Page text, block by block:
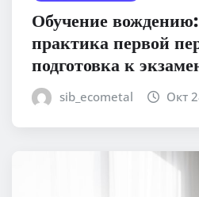
Обучение
практика первой
подготовка к
sib_ecometal Окт